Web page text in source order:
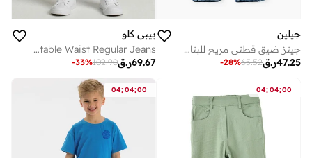
جيلين
جينز ضيق قطني مريح للبنات من جيلاين
ر.ق47.25
65.52
-28%
بيبي كلو
Boys Light Wash Adjustable Waist Regular Jeans
ر.ق69.67
102.90
-33%
04:04:00
04:04:00